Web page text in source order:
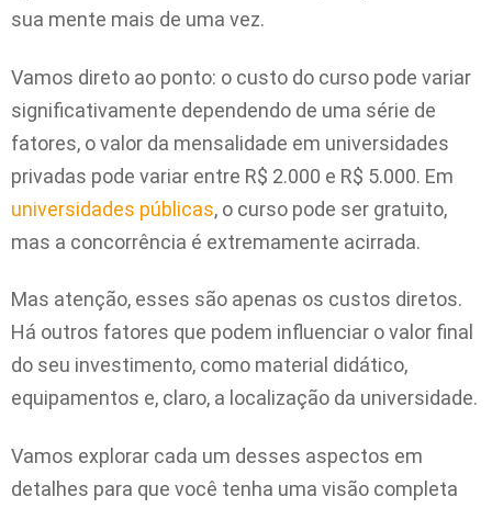
sua mente mais de uma vez.
Vamos direto ao ponto: o custo do curso pode variar
significativamente dependendo de uma série de
fatores, o valor da mensalidade em universidades
privadas pode variar entre R$ 2.000 e R$ 5.000. Em
universidades públicas, o curso pode ser gratuito,
mas a concorrência é extremamente acirrada.
Mas atenção, esses são apenas os custos diretos.
Há outros fatores que podem influenciar o valor final
do seu investimento, como material didático,
equipamentos e, claro, a localização da universidade.
Vamos explorar cada um desses aspectos em
detalhes para que você tenha uma visão completa